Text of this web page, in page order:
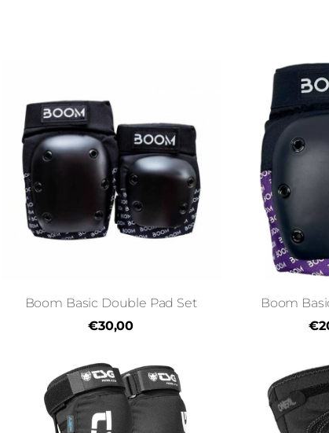
Boom Basic Double Pad Set
€30,00
Boom